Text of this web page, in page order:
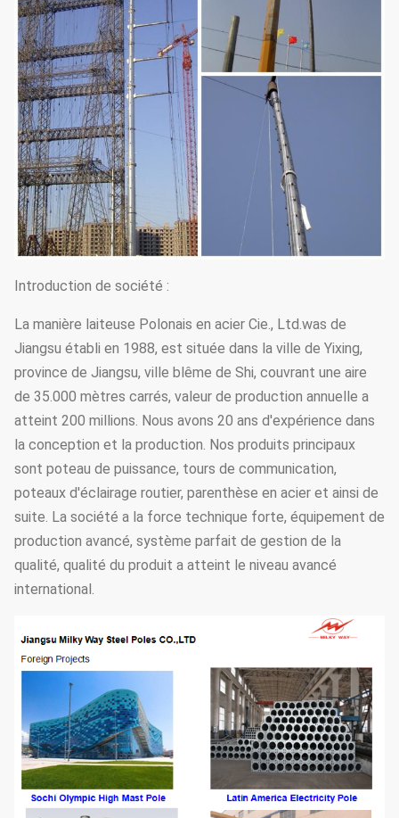
Introduction de société :
La manière laiteuse Polonais en acier Cie., Ltd.was de
Jiangsu établi en 1988, est située dans la ville de Yixing,
province de Jiangsu, ville blême de Shi, couvrant une aire
de 35.000 mètres carrés, valeur de production annuelle a
atteint 200 millions. Nous avons 20 ans d'expérience dans
la conception et la production. Nos produits principaux
sont poteau de puissance, tours de communication,
poteaux d'éclairage routier, parenthèse en acier et ainsi de
suite. La société a la force technique forte, équipement de
production avancé, système parfait de gestion de la
qualité, qualité du produit a atteint le niveau avancé
international.